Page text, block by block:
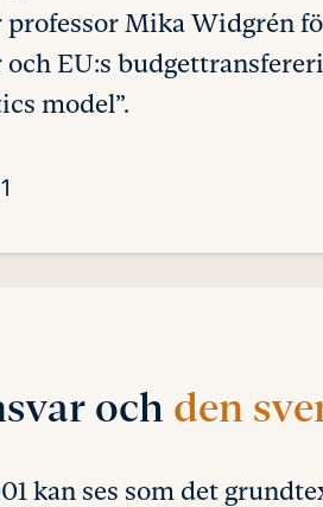
Mika Widgrén
EU:s
model”.
och den
kan ses som det